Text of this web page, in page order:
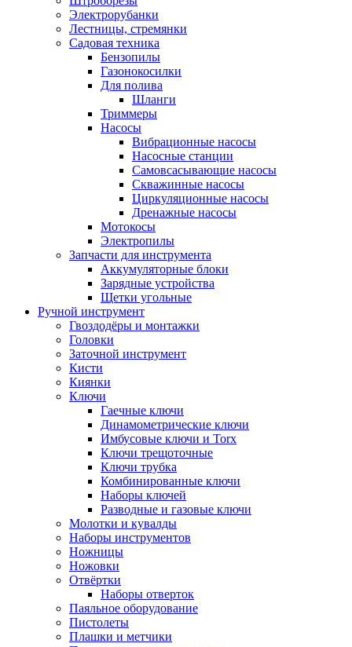
Электрорубанки
Лестницы, стремянки
Садовая техника
Бензопилы
Газонокосилки
Для полива
Шланги
Триммеры
Насосы
Вибрационные насосы
Насосные станции
Самовсасывающие насосы
Скважинные насосы
Циркуляционные насосы
Дренажные насосы
Мотокосы
Электропилы
Запчасти для инструмента
Аккумуляторные блоки
Зарядные устройства
Щетки угольные
Ручной инструмент
Гвоздодёры и монтажки
Головки
Заточной инструмент
Кисти
Киянки
Ключи
Гаечные ключи
Динамометрические ключи
Имбусовые ключи и Torx
Ключи трещоточные
Ключи трубка
Комбинированные ключи
Наборы ключей
Разводные и газовые ключи
Молотки и кувалды
Наборы инструментов
Ножницы
Ножовки
Отвёртки
Наборы отверток
Паяльное оборудование
Пистолеты
Плашки и метчики